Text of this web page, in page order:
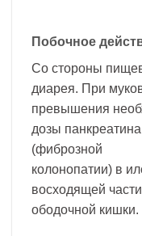
Побочное
Со стороны
диарея. При
превышения
дозы
(фиброзной
колонопатии) в
восходящей части
ободочной кишки.